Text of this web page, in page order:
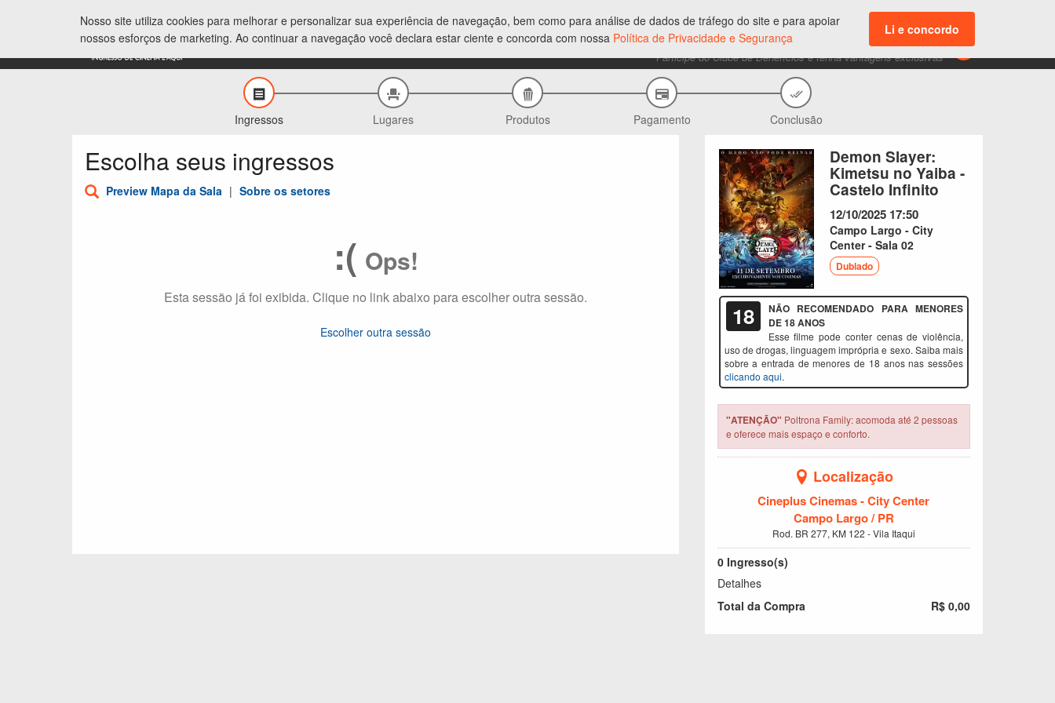
ENTRAR
Acesso aos seus dados e suas compras
CLUBE DE BENEFÍCIOS
Participe do Clube de Benefícios e tenha vantagens exclusivas
Ingressos Lugares Produtos Pagamento Conclusão
Escolha seus ingressos
Preview Mapa da Sala | Sobre os setores
:( Ops!
Esta sessão já foi exibida. Clique no link abaixo para escolher outra sessão.
Escolher outra sessão
Demon Slayer:
Kimetsu no Yaiba -
Castelo Infinito
12/10/2025 17:50
Campo Largo - City
Center - Sala 02
Dublado
18
NÃO RECOMENDADO PARA MENORES
DE 18 ANOS
Esse filme pode conter cenas de violência,
uso de drogas, linguagem imprópria e sexo. Saiba mais
sobre a entrada de menores de 18 anos nas sessões
clicando aqui.
"ATENÇÃO" Poltrona Family: acomoda até 2 pessoas
e oferece mais espaço e conforto.
Localização
Cineplus Cinemas - City Center
Campo Largo / PR
Rod. BR 277, KM 122 - Vila Itaqui
0Ingresso(s)
Detalhes
Total da Compra
R$ 0,00
Nosso site utiliza cookies para melhorar e personalizar sua experiência de navegação, bem como para análise de dados de tráfego do site e para apoiar
nossos esforços de marketing. Ao continuar a navegação você declara estar ciente e concorda com nossa Política de Privacidade e Segurança
Li e concordo